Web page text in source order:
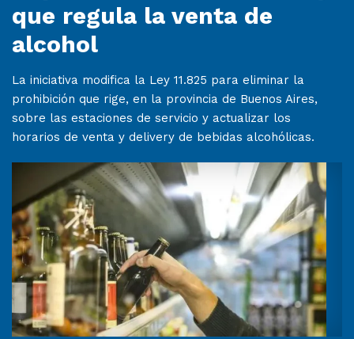
que regula la venta de
alcohol
La iniciativa modifica la Ley 11.825 para eliminar la
prohibición que rige, en la provincia de Buenos Aires,
sobre las estaciones de servicio y actualizar los
horarios de venta y delivery de bebidas alcohólicas.